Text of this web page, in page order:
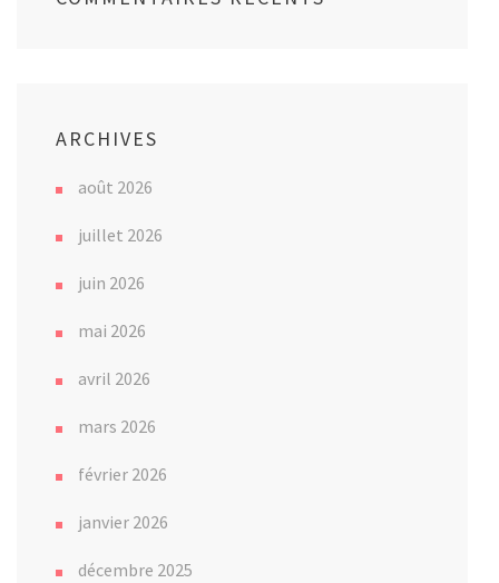
ARCHIVES
août 2026
juillet 2026
juin 2026
mai 2026
avril 2026
mars 2026
février 2026
janvier 2026
décembre 2025